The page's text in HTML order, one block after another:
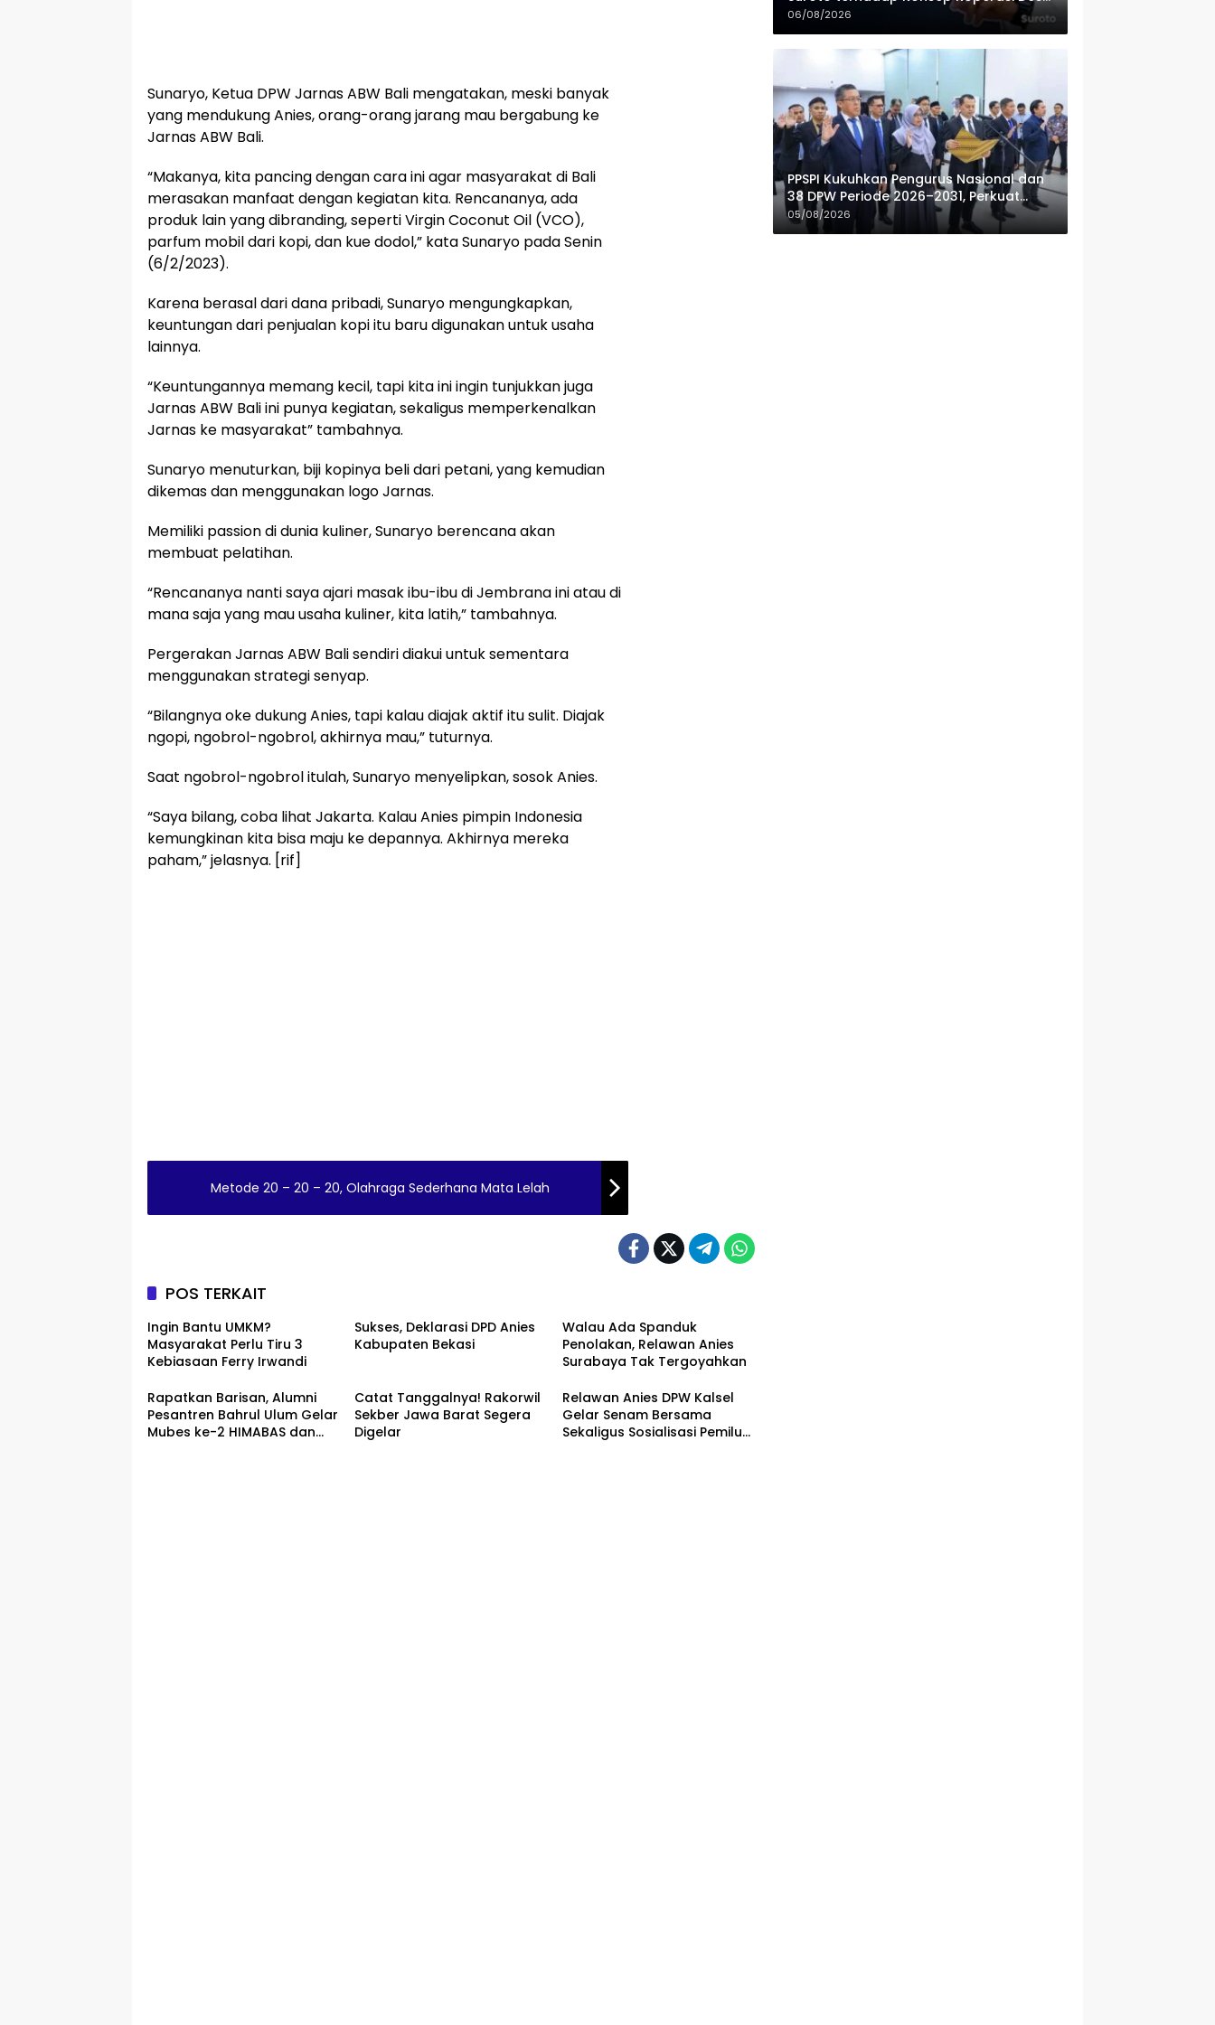
Sunaryo, Ketua DPW Jarnas ABW Bali mengatakan, meski banyak
yang mendukung Anies, orang-orang jarang mau bergabung ke
Jarnas ABW Bali.
“Makanya, kita pancing dengan cara ini agar masyarakat di Bali
merasakan manfaat dengan kegiatan kita. Rencananya, ada
produk lain yang dibranding, seperti Virgin Coconut Oil (VCO),
parfum mobil dari kopi, dan kue dodol,” kata Sunaryo pada Senin
(6/2/2023).
Karena berasal dari dana pribadi, Sunaryo mengungkapkan,
keuntungan dari penjualan kopi itu baru digunakan untuk usaha
lainnya.
“Keuntungannya memang kecil, tapi kita ini ingin tunjukkan juga
Jarnas ABW Bali ini punya kegiatan, sekaligus memperkenalkan
Jarnas ke masyarakat” tambahnya.
Sunaryo menuturkan, biji kopinya beli dari petani, yang kemudian
dikemas dan menggunakan logo Jarnas.
Memiliki passion di dunia kuliner, Sunaryo berencana akan
membuat pelatihan.
“Rencananya nanti saya ajari masak ibu-ibu di Jembrana ini atau di
mana saja yang mau usaha kuliner, kita latih,” tambahnya.
Pergerakan Jarnas ABW Bali sendiri diakui untuk sementara
menggunakan strategi senyap.
“Bilangnya oke dukung Anies, tapi kalau diajak aktif itu sulit. Diajak
ngopi, ngobrol-ngobrol, akhirnya mau,” tuturnya.
Saat ngobrol-ngobrol itulah, Sunaryo menyelipkan, sosok Anies.
“Saya bilang, coba lihat Jakarta. Kalau Anies pimpin Indonesia
kemungkinan kita bisa maju ke depannya. Akhirnya mereka
paham,” jelasnya. [rif]
Metode 20 – 20 – 20, Olahraga Sederhana Mata Lelah
POS TERKAIT
Ingin Bantu UMKM?
Masyarakat Perlu Tiru 3
Kebiasaan Ferry Irwandi
Sukses, Deklarasi DPD Anies
Kabupaten Bekasi
Walau Ada Spanduk
Penolakan, Relawan Anies
Surabaya Tak Tergoyahkan
Rapatkan Barisan, Alumni
Pesantren Bahrul Ulum Gelar
Mubes ke-2 HIMABAS dan
Catat Tanggalnya! Rakorwil
Sekber Jawa Barat Segera
Digelar
Relawan Anies DPW Kalsel
Gelar Senam Bersama
Sekaligus Sosialisasi Pemilu
Merah Putih
06/08/2026
PPSPI Kukuhkan Pengurus Nasional dan
38 DPW Periode 2026–2031, Perkuat
Profesionalisme Sektor Publik
05/08/2026